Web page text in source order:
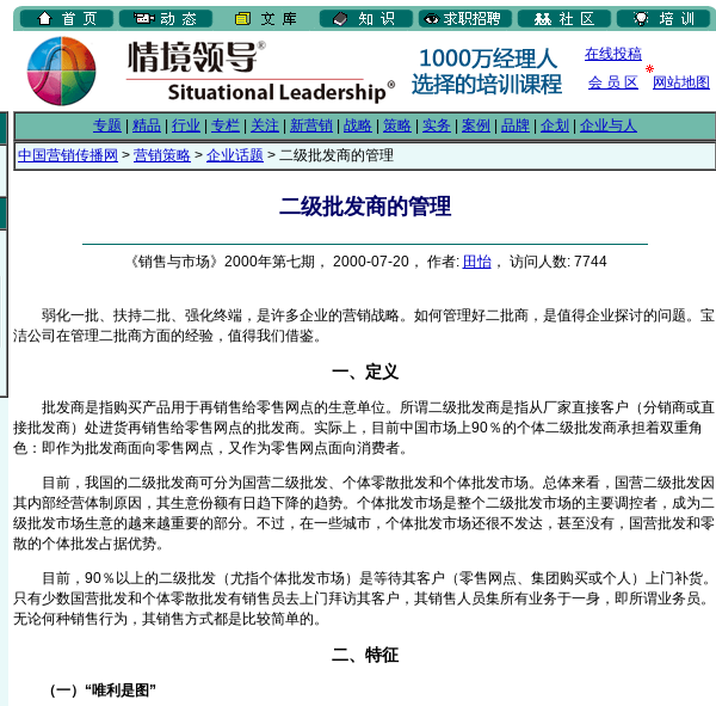
在线投稿
会 员 区
网站地图
专题 精品 行业 专栏 关注 新营销 战略 策略 实务 案例 品牌 企划
企业与人
中国营销传播网 > 营销策略 > 企业话题 > 二级批发商的管理
二级批发商的管理
《销售与市场》2000年第七期， 2000-07-20， 作者: 田怡， 访问人数: 7744
弱化一批、扶持二批、强化终端，是许多企业的营销战略。如何管理好二批商，是值得企业探讨的问题。宝
洁公司在管理二批商方面的经验，值得我们借鉴。
一、定义
批发商是指购买产品用于再销售给零售网点的生意单位。所谓二级批发商是指从厂家直接客户（分销商或直
接批发商）处进货再销售给零售网点的批发商。实际上，目前中国市场上90％的个体二级批发商承担着双重角
色：即作为批发商面向零售网点，又作为零售网点面向消费者。
目前，我国的二级批发商可分为国营二级批发、个体零散批发和个体批发市场。总体来看，国营二级批发因
其内部经营体制原因，其生意份额有日趋下降的趋势。个体批发市场是整个二级批发市场的主要调控者，成为二
级批发市场生意的越来越重要的部分。不过，在一些城市，个体批发市场还很不发达，甚至没有，国营批发和零
散的个体批发占据优势。
目前，90％以上的二级批发（尤指个体批发市场）是等待其客户（零售网点、集团购买或个人）上门补货。
只有少数国营批发和个体零散批发有销售员去上门拜访其客户，其销售人员集所有业务于一身，即所谓业务员。
无论何种销售行为，其销售方式都是比较简单的。
二、特征
（一）“唯利是图”